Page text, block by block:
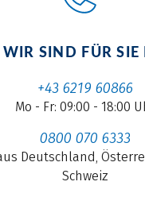
WIR SIND FÜR SIE
+43 6219 60866
Mo - Fr: 09:00 - 18:00
0800 070 6333
Deutschland,
Schweiz